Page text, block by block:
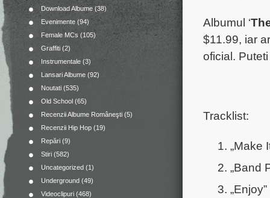
Download Albume (38)
Evenimente (94)
Female MCs (105)
Graffiti (2)
Instrumentale (3)
Lansari Albume (92)
Noutati (535)
Old School (65)
Recenzii Albume Româneşti (5)
Recenzii Hip Hop (19)
Repări (9)
Stiri (582)
Uncategorized (1)
Underground (49)
Videoclipuri (468)
Albumul ‘
$11.99, iar
oficial.
Tracklist:
„Make
„Band